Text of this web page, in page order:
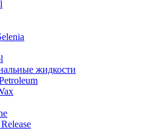
жидкости